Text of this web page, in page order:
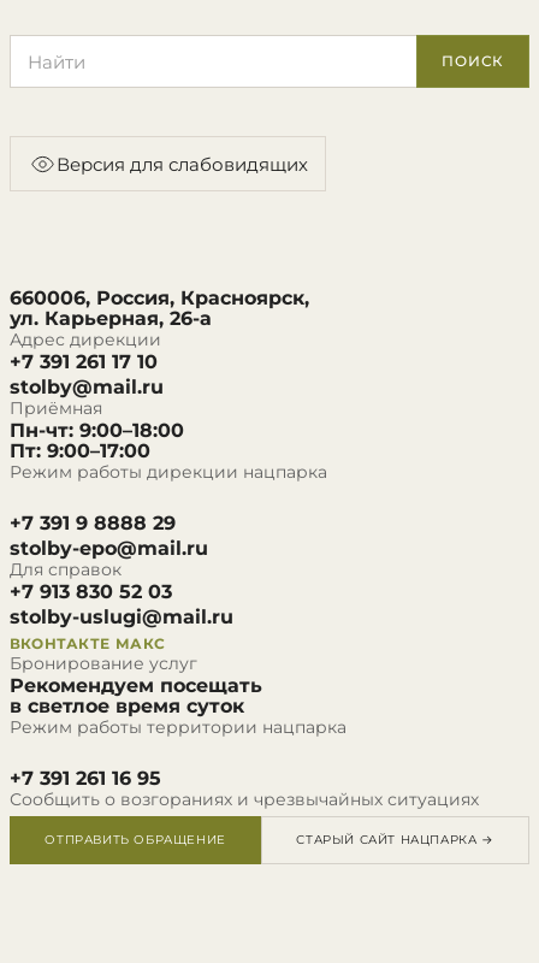
ПОИСК
Версия для слабовидящих
660006, Россия, Красноярск,
ул. Карьерная, 26-а
Адрес дирекции
+7 391 261 17 10
stolby@mail.ru
Приёмная
Пн-чт: 9:00–18:00
Пт: 9:00–17:00
Режим работы дирекции нацпарка
+7 391 9 8888 29
stolby-epo@mail.ru
Для справок
+7 913 830 52 03
stolby-uslugi@mail.ru
ВКОНТАКТЕ МАКС
Бронирование услуг
Рекомендуем посещать
в светлое время суток
Режим работы территории нацпарка
+7 391 261 16 95
Сообщить о возгораниях и чрезвычайных ситуациях
ОТПРАВИТЬ ОБРАЩЕНИЕ СТАРЫЙ САЙТ НАЦПАРКА →